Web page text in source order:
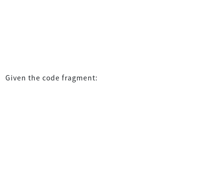
Given the code fragment: